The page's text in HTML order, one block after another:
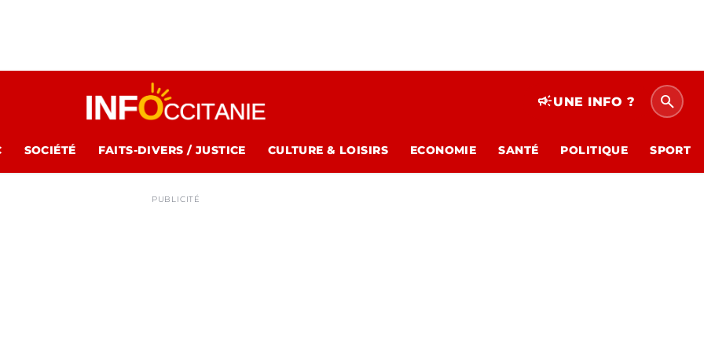
campaignUNE INFO ? search
SOCIÉTÉ FAITS-DIVERS / JUSTICE CULTURE & LOISIRS ECONOMIE SANTÉ POLITIQUE SPORT
PUBLICITÉ